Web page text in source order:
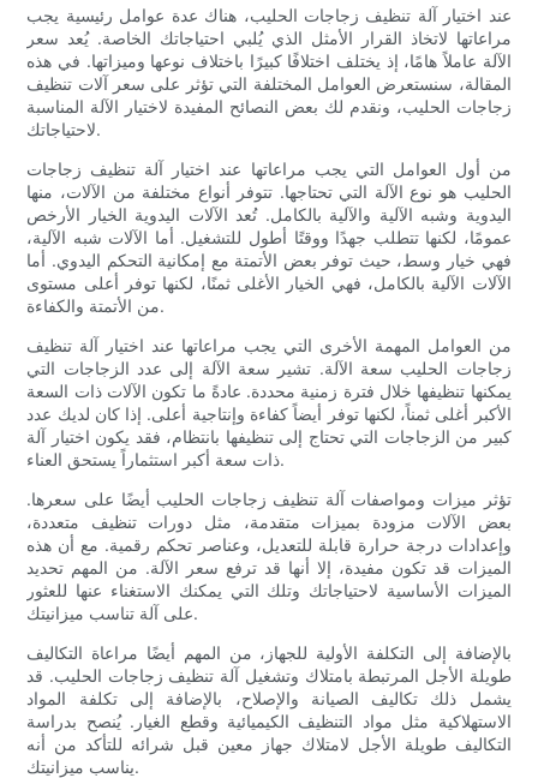
عند اختيار آلة تنظيف زجاجات الحليب، هناك عدة عوامل رئيسية يجب
مراعاتها لاتخاذ القرار الأمثل الذي يُلبي احتياجاتك الخاصة. يُعد سعر
الآلة عاملاً هامًا، إذ يختلف اختلافًا كبيرًا باختلاف نوعها وميزاتها. في هذه
المقالة، سنستعرض العوامل المختلفة التي تؤثر على سعر آلات تنظيف
زجاجات الحليب، ونقدم لك بعض النصائح المفيدة لاختيار الآلة المناسبة
لاحتياجاتك.
من أول العوامل التي يجب مراعاتها عند اختيار آلة تنظيف زجاجات
الحليب هو نوع الآلة التي تحتاجها. تتوفر أنواع مختلفة من الآلات، منها
اليدوية وشبه الآلية والآلية بالكامل. تُعد الآلات اليدوية الخيار الأرخص
عمومًا، لكنها تتطلب جهدًا ووقتًا أطول للتشغيل. أما الآلات شبه الآلية،
فهي خيار وسط، حيث توفر بعض الأتمتة مع إمكانية التحكم اليدوي. أما
الآلات الآلية بالكامل، فهي الخيار الأغلى ثمنًا، لكنها توفر أعلى مستوى
من الأتمتة والكفاءة.
من العوامل المهمة الأخرى التي يجب مراعاتها عند اختيار آلة تنظيف
زجاجات الحليب سعة الآلة. تشير سعة الآلة إلى عدد الزجاجات التي
يمكنها تنظيفها خلال فترة زمنية محددة. عادةً ما تكون الآلات ذات السعة
الأكبر أغلى ثمناً، لكنها توفر أيضاً كفاءة وإنتاجية أعلى. إذا كان لديك عدد
كبير من الزجاجات التي تحتاج إلى تنظيفها بانتظام، فقد يكون اختيار آلة
ذات سعة أكبر استثماراً يستحق العناء.
تؤثر ميزات ومواصفات آلة تنظيف زجاجات الحليب أيضًا على سعرها.
بعض الآلات مزودة بميزات متقدمة، مثل دورات تنظيف متعددة،
وإعدادات درجة حرارة قابلة للتعديل، وعناصر تحكم رقمية. مع أن هذه
الميزات قد تكون مفيدة، إلا أنها قد ترفع سعر الآلة. من المهم تحديد
الميزات الأساسية لاحتياجاتك وتلك التي يمكنك الاستغناء عنها للعثور
على آلة تناسب ميزانيتك.
بالإضافة إلى التكلفة الأولية للجهاز، من المهم أيضًا مراعاة التكاليف
طويلة الأجل المرتبطة بامتلاك وتشغيل آلة تنظيف زجاجات الحليب. قد
يشمل ذلك تكاليف الصيانة والإصلاح، بالإضافة إلى تكلفة المواد
الاستهلاكية مثل مواد التنظيف الكيميائية وقطع الغيار. يُنصح بدراسة
التكاليف طويلة الأجل لامتلاك جهاز معين قبل شرائه للتأكد من أنه
يناسب ميزانيتك.